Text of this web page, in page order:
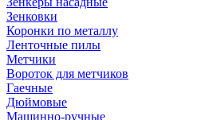
Зенковки
Коронки по металлу
Ленточные пилы
Метчики
Вороток для метчиков
Гаечные
Дюймовые
Машинно-ручные